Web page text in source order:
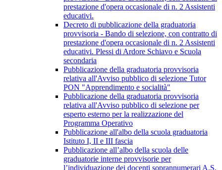
prestazione d'opera occasionale di n. 2 Assistenti
educativi.
Decreto di pubblicazione della graduatoria
provvisoria - Bando di selezione, con contratto di
prestazione d'opera occasionale di n. 2 Assistenti
educativi. Plessi di Ardore Schiavo e Scuola
secondaria
Pubblicazione della graduatoria provvisoria
relativa all'Avviso pubblico di selezione Tutor
PON "Apprendimento e socialità"
Pubblicazione della graduatoria provvisoria
relativa all'Avviso pubblico di selezione per
esperto esterno per la realizzazione del
Programma Operativo
Pubblicazione all'albo della scuola graduatoria
Istituto I, II e III fascia
Pubblicazione all’albo della scuola delle
graduatorie interne provvisorie per
l’individuazione dei docenti soprannumerari A.S.